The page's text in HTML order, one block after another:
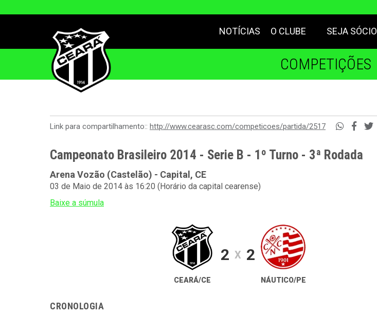
NOTÍCIAS O CLUBE SEJA SÓCIO
COMPETIÇÕES
Link para compartilhamento:: http://www.cearasc.com/competicoes/partida/2517
Campeonato Brasileiro 2014 - Serie B - 1º Turno - 3ª Rodada
Arena Vozão (Castelão) - Capital, CE
03 de Maio de 2014 às 16:20 (Horário da capital cearense)
Baixe a súmula
CEARÁ/CE
2 X 2
NÁUTICO/PE
CRONOLOGIA